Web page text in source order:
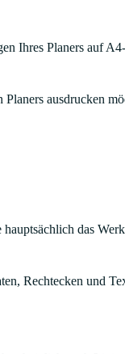
Ihres Planers auf
ausdrucken
das
Rechtecken und